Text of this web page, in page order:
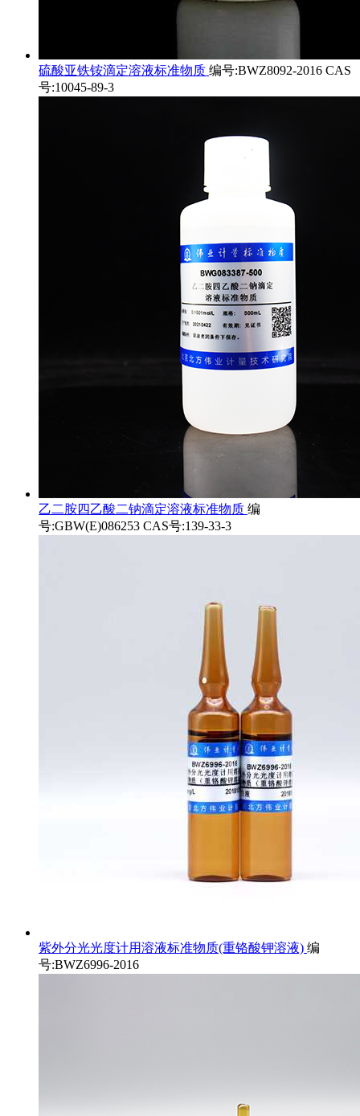
硫酸亚铁铵滴定溶液标准物质 编号:BWZ8092-2016 CAS
号:10045-89-3
乙二胺四乙酸二钠滴定溶液标准物质 编
号:GBW(E)086253 CAS号:139-33-3
紫外分光光度计用溶液标准物质(重铬酸钾溶液) 编
号:BWZ6996-2016